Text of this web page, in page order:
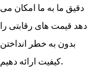
دقیق ما به ما امکان می
دهد قیمت های رقابتی را
بدون به خطر انداختن
کیفیت ارائه دهیم.